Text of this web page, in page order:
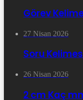
Görev
27 Nisan 2026
Soru
26 Nisan 2026
2 cm Kaç